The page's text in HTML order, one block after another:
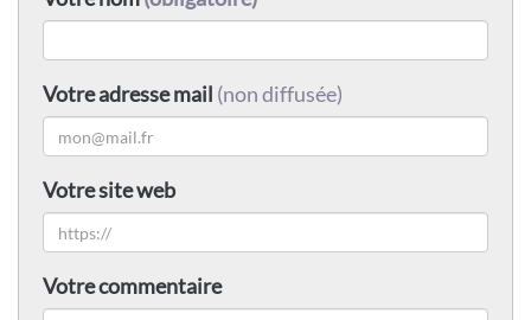
Votre adresse mail (non diffusée)
Votre site web
Votre commentaire